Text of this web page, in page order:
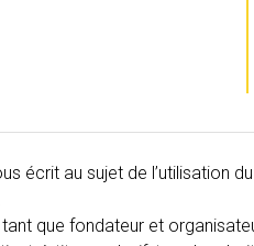
écrit au sujet de l’utilisation
que fondateur et